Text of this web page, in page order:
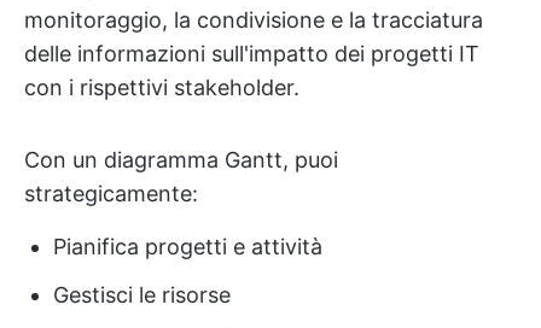
monitoraggio, la condivisione e la tracciatura
delle informazioni sull'impatto dei progetti IT
con i rispettivi stakeholder.
Con un diagramma Gantt, puoi
strategicamente:
Pianifica progetti e attività
Gestisci le risorse